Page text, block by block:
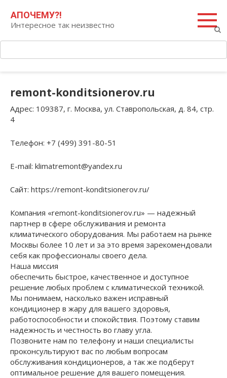
контенту
АПОЧЕМУ?!
Интересное так неизвестно
remont-konditsionerov.ru
Адрес: 109387, г. Москва, ул. Ставропольская, д. 84, стр.
4
Телефон: +7 (499) 391-80-51
E-mail: klimatremont@yandex.ru
Сайт: https://remont-konditsionerov.ru/
Компания «remont-konditsionerov.ru» — надежный
партнер в сфере обслуживания и ремонта
климатического оборудования. Мы работаем на рынке
Москвы более 10 лет и за это время зарекомендовали
себя как профессионалы своего дела.
Наша миссия
обеспечить быстрое, качественное и доступное
решение любых проблем с климатической техникой.
Мы понимаем, насколько важен исправный
кондиционер в жару для вашего здоровья,
работоспособности и спокойствия. Поэтому ставим
надежность и честность во главу угла.
Позвоните нам по телефону и наши специалисты
проконсультируют вас по любым вопросам
обслуживания кондиционеров, а так же подберут
оптимальное решение для вашего помещения.